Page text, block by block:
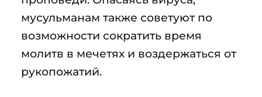
мусульманам также советуют по
возможности сократить время
молитв в мечетях и воздержаться от
рукопожатий.